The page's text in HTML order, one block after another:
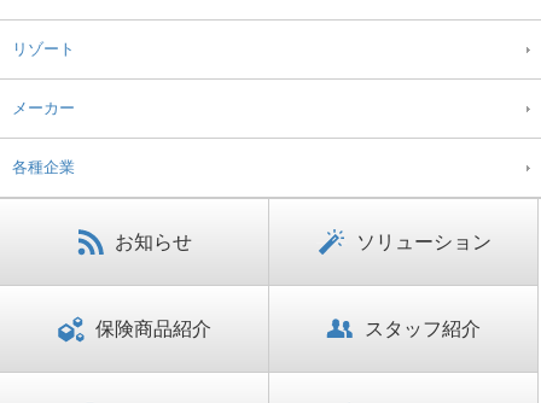
リゾート
メーカー
各種企業
お知らせ ソリューション
保険商品紹介 スタッフ紹介